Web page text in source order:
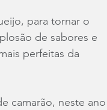
para tornar o
de sabores e
perfeitas da
camarão, neste ano